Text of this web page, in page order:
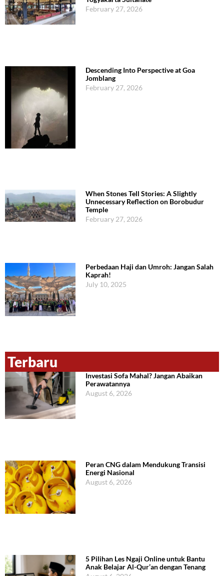
February 27, 2026
Descending Into Perspective at Goa
Jomblang
February 27, 2026
When Stones Tell Stories: A Slightly
Unnecessary Reflection on Borobudur
Temple
February 27, 2026
Perbedaan Haji dan Umroh: Jangan Salah
Kaprah!
July 10, 2025
Terbaru
Investasi Sofa Mahal? Jangan Abaikan
Perawatannya
August 6, 2026
Peran CNG dalam Mendukung Transisi
Energi Nasional
August 6, 2026
5 Pilihan Les Ngaji Online untuk Bantu
Anak Belajar Al-Qur’an dengan Tenang